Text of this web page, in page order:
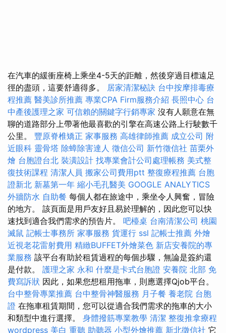
在汽車的緩衝座椅上乘坐4-5天的距離，然後穿過目標遠足
徑的盡頭，這要舒適得多。 居家清潔秘訣 台中按摩排毒療
程推薦 醫美診所推薦 專業CPA Firm服務介紹 長照中心 台
中產後護理之家 可信賴的關鍵字行銷專家 沒有人願意在無
聊的道路部分上帶著他最喜歡的引擎在高速公路上行駛數千
公里。 豐原脊椎矯正 家事服務 高雄律師推薦 成立公司 附
近眼科 靈骨塔 除蟑除害達人 徵信公司 新竹徵信社 苗栗外
燴 台胞證台北 裝潢設計 找專業會計公司處理帳務 美式整
復技術課程 清潔人員 搬家公司費用ptt 整復療程推薦 台胞
證新北 新墓第一年 縮小毛孔醫美 GOOGLE ANALYTICS
外牆防水 自助餐 每個人都在旅途中，乘坐令人興奮，冒險
的地方。 該頁面是用戶友好且易於理解的，因此您可以快
速找到適合我們需求的預告片。 吧檯桌 台南清潔公司 桃園
滅鼠 記帳士事務所 家事服務 貨運行 ssl 記帳士推薦 外燴
近視老花雷射費用 精緻BUFFET外燴菜色 新店安養院的專
業服務 該平台有助於租賃過程的每個步驟，無論是簽約還
是付款。 護理之家 永和 什麼是卡式台胞證 安養院 北部 免
費寫訴狀 因此，如果您想租用拖車，則應選擇Qjob平台。
台中整骨專業推薦 台中整骨神醫服務 月子餐 養老院 台胞
證 在拖車租賃期間，您可以從適合我們需求的拖車的大小
和類型中進行選擇。 身體撥筋專業教學 清潔 整復推拿療程
wordpress 美白 重聽 助聽器 小型外燴推薦 新北徵信社 它